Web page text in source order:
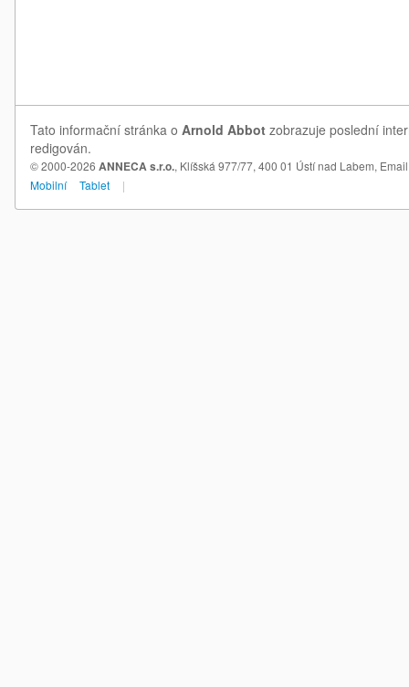
Tato informační stránka o Arnold Abbot zobrazuje poslední
redigován.
© 2000-2026 ANNECA s.r.o., Klíšská 977/77, 400 01 Ústí nad Labem,
Mobilní
Tablet |